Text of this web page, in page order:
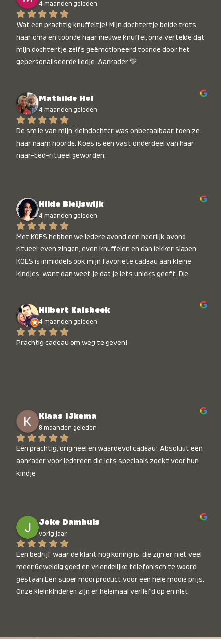
4 maanden geleden
Wat een prachtig knuffeltje! Mijn dochtertje belde trots
haar oma en toonde haar nieuwe knuffel, oma vertelde dat
mijn dochtertje zelfs geëmotioneerd toonde door het
gepersonaliseerde liedje. Aanrader 💛
Mathilde Hol
4 maanden geleden
De smile van mijn kleindochter was onbetaalbaar toen ze
haar naam hoorde. Koes is een vast onderdeel van haar
naar-bed-ritueel geworden.
Hilde Bleijswijk
4 maanden geleden
Met KOES hebben we iedere avond een heerlijk avond
ritueel: even zingen, even knuffelen en dan lekker slapen.
KOES is inmiddels ook mijn favoriete cadeau aan kleine
kindjes, want dan weet je dat je iets unieks geeft. Die
Hilbert Kalsbeek
4 maanden geleden
Prachtig cadeau om weg te geven!
Klaas IJkema
8 maanden geleden
Een prachtig, origineel en waardevol cadeau! Absoluut een
aanrader voor iedereen die iets speciaals zoekt voor hun
kindje
Joke Damhuis
vorig jaar
Een bedrijf waar de klant nog koning is, die zijn er niet veel
meer.Geweldig goed en vriendelijke telefonisch te woord
gestaan.Een super mooi product voor een hele mooie prijs.
Onze kleinkinderen zijn er helemaal verliefd op en niet